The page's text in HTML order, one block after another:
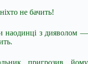
не бачить!
наодинці з дияволом —
пригрозив йому